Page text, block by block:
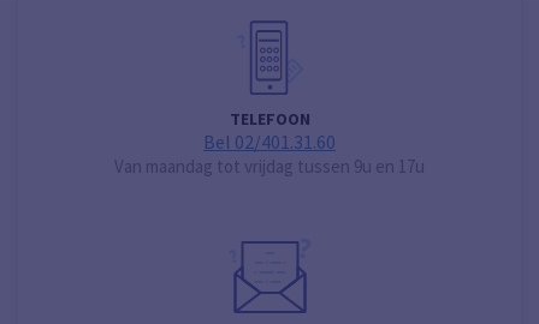
TELEFOON
Bel 02/401.31.60
Van maandag tot vrijdag tussen 9u en 17u